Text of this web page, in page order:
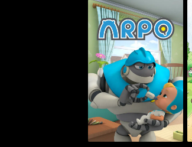
أربو